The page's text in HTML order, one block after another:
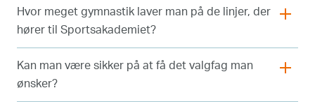
Hvor meget gymnastik laver man på de linjer, der
hører til Sportsakademiet?
Kan man være sikker på at få det valgfag man
ønsker?